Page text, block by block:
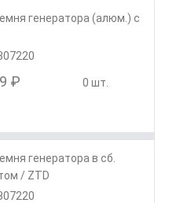
генератора (алюм.) с
₽ 0 шт.
генератора в сб.
/ ZTD